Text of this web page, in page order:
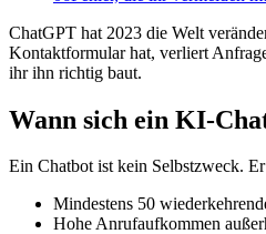
ChatGPT hat 2023 die Welt
Kontaktformular hat, verliert
ihr ihn richtig baut.
Wann sich ein KI-
Ein Chatbot ist kein Selbstzweck.
Mindestens 50
Hohe Anrufaufkommen